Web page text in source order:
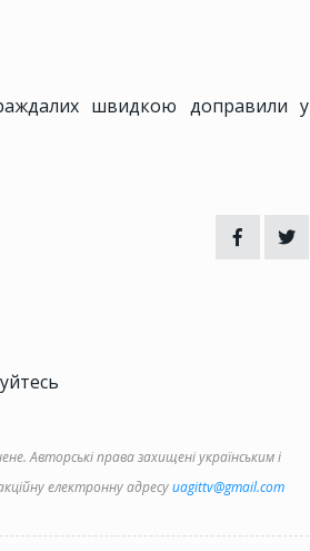
швидкою доправили у
Авторські права захищені українським і
електронну адресуuagittv@gmail.com